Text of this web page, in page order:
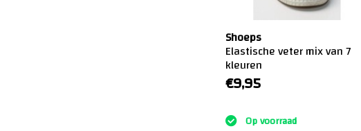
Shoeps
Elastische veter mix van 7
kleuren
€9,95
Op voorraad